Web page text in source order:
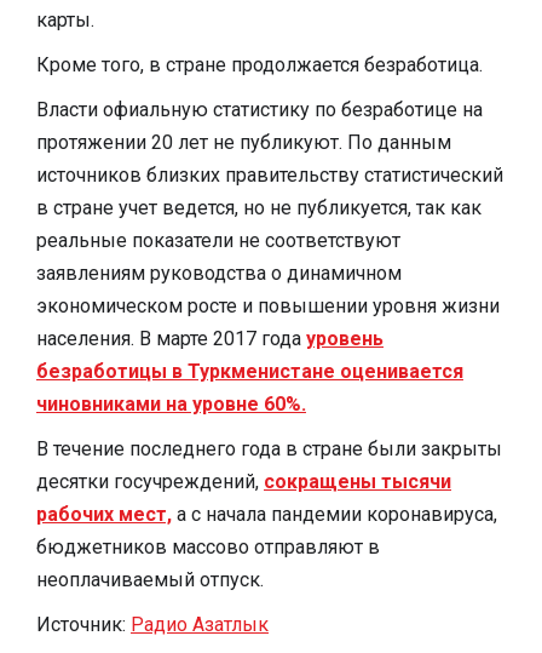
карты.
Кроме того, в стране продолжается безработица.
Власти офиальную статистику по безработице на
протяжении 20 лет не публикуют. По данным
источников близких правительству статистический
в стране учет ведется, но не публикуется, так как
реальные показатели не соответствуют
заявлениям руководства о динамичном
экономическом росте и повышении уровня жизни
населения. В марте 2017 года уровень
безработицы в Туркменистане оценивается
чиновниками на уровне 60%.
В течение последнего года в стране были закрыты
десятки госучреждений, сокращены тысячи
рабочих мест, а с начала пандемии коронавируса,
бюджетников массово отправляют в
неоплачиваемый отпуск.
Источник: Радио Азатлык